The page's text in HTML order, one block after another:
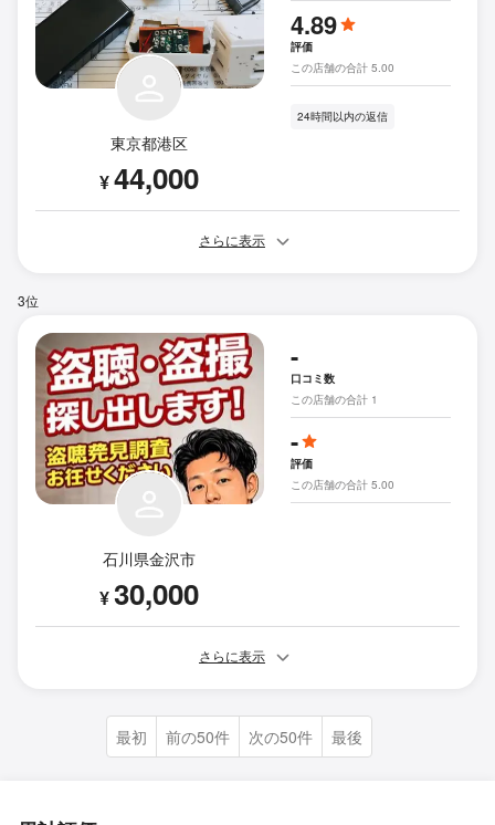
東京都港区
¥44,000
4.89
評価
この店舗の合計 5.00
24時間以内の返信
さらに表示
3位
石川県金沢市
¥30,000
-
口コミ数
この店舗の合計 1
-
評価
この店舗の合計 5.00
さらに表示
最初 前の50件 次の50件 最後